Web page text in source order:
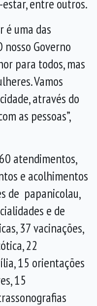
entre outros.
é uma das
nosso Governo
para todos, mas
Vamos
através do
as pessoas”,
atendimentos,
e acolhimentos
de papanicolau,
e de
37 vacinações,
22
15 orientações
15